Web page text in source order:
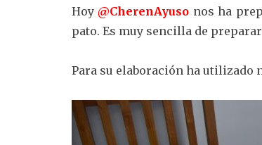
Hoy@CherenAyuso nos ha
pato. Es muy sencilla de
Para su elaboración ha utilizado